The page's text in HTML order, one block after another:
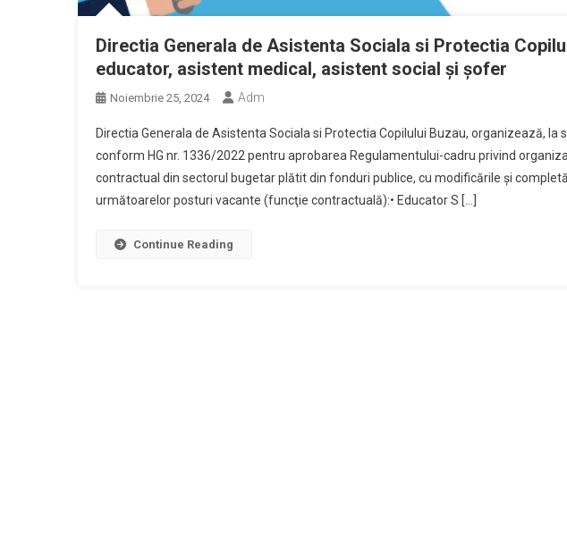
Directia Generala de Asistenta Sociala si Protectia
educator, asistent medical, asistent social și șofer
Noiembrie 25, 2024 Adm
Directia Generala de Asistenta Sociala si Protectia Copilului Buzau, organizează, la
conform HG nr. 1336/2022 pentru aprobarea Regulamentului-cadru privind
contractual din sectorul bugetar plătit din fonduri publice, cu modificările și
următoarelor posturi vacante (funcţie contractuală):• Educator S […]
Continue Reading